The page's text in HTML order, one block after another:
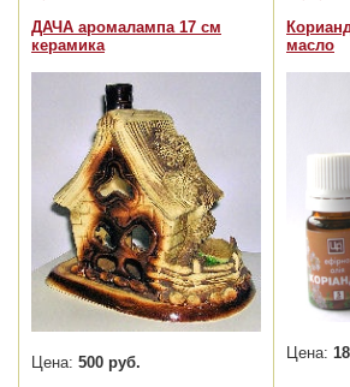
ДАЧА аромалампа 17 см
керамика
Цена: 500 руб.
масло
Цена: